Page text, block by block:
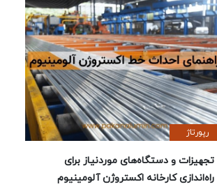
رپورتاژ
تجهیزات و دستگاه‌های موردنیاز برای
راه‌اندازی کارخانه اکستروژن آلومینیوم